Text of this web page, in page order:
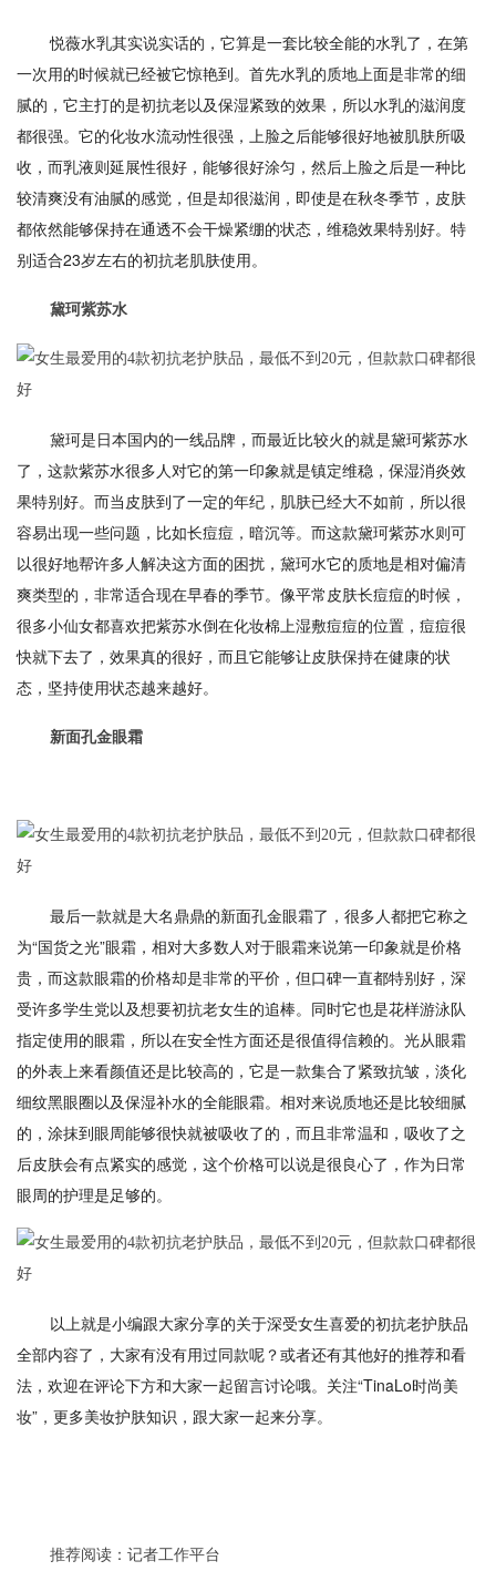
悦薇水乳其实说实话的，它算是一套比较全能的水乳了，在第
一次用的时候就已经被它惊艳到。首先水乳的质地上面是非常的细
腻的，它主打的是初抗老以及保湿紧致的效果，所以水乳的滋润度
都很强。它的化妆水流动性很强，上脸之后能够很好地被肌肤所吸
收，而乳液则延展性很好，能够很好涂匀，然后上脸之后是一种比
较清爽没有油腻的感觉，但是却很滋润，即使是在秋冬季节，皮肤
都依然能够保持在通透不会干燥紧绷的状态，维稳效果特别好。特
别适合23岁左右的初抗老肌肤使用。
黛珂紫苏水
黛珂是日本国内的一线品牌，而最近比较火的就是黛珂紫苏水
了，这款紫苏水很多人对它的第一印象就是镇定维稳，保湿消炎效
果特别好。而当皮肤到了一定的年纪，肌肤已经大不如前，所以很
容易出现一些问题，比如长痘痘，暗沉等。而这款黛珂紫苏水则可
以很好地帮许多人解决这方面的困扰，黛珂水它的质地是相对偏清
爽类型的，非常适合现在早春的季节。像平常皮肤长痘痘的时候，
很多小仙女都喜欢把紫苏水倒在化妆棉上湿敷痘痘的位置，痘痘很
快就下去了，效果真的很好，而且它能够让皮肤保持在健康的状
态，坚持使用状态越来越好。
新面孔金眼霜
最后一款就是大名鼎鼎的新面孔金眼霜了，很多人都把它称之
为“国货之光”眼霜，相对大多数人对于眼霜来说第一印象就是价格
贵，而这款眼霜的价格却是非常的平价，但口碑一直都特别好，深
受许多学生党以及想要初抗老女生的追棒。同时它也是花样游泳队
指定使用的眼霜，所以在安全性方面还是很值得信赖的。光从眼霜
的外表上来看颜值还是比较高的，它是一款集合了紧致抗皱，淡化
细纹黑眼圈以及保湿补水的全能眼霜。相对来说质地还是比较细腻
的，涂抹到眼周能够很快就被吸收了的，而且非常温和，吸收了之
后皮肤会有点紧实的感觉，这个价格可以说是很良心了，作为日常
眼周的护理是足够的。
以上就是小编跟大家分享的关于深受女生喜爱的初抗老护肤品
全部内容了，大家有没有用过同款呢？或者还有其他好的推荐和看
法，欢迎在评论下方和大家一起留言讨论哦。关注“TinaLo时尚美
妆”，更多美妆护肤知识，跟大家一起来分享。
推荐阅读： 记者工作平台